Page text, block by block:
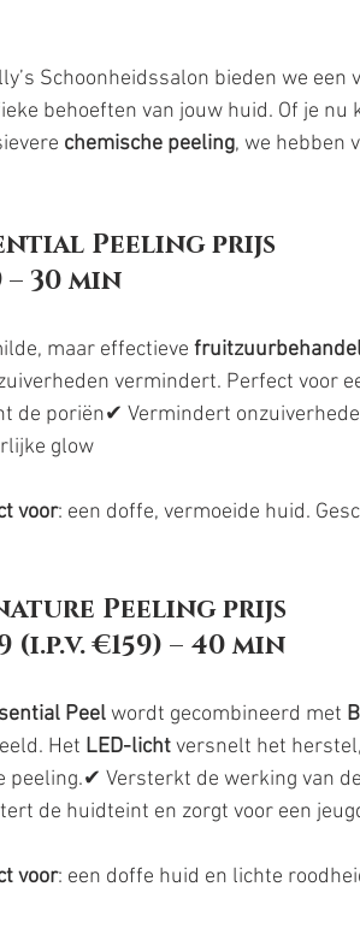
Schoonheidssalon bieden we een
behoeften van jouw huid. Of je nu
chemische peeling, we hebben
Peeling prijs
– 30 min
maar effectieve
vermindert. Perfect voor
de poriën✔ Vermindert
glow
voor: een doffe, vermoeide huid.
Peeling prijs
(i.p.v. €159) – 40 min
Peel wordt gecombineerd met
Het LED-licht versnelt het
peeling.✔ Versterkt de werking van
de huidteint en zorgt voor een
voor: een doffe huid en lichte